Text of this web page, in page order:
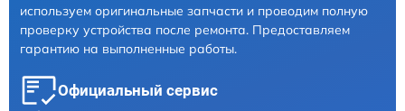
используем оригинальные запчасти и проводим полную
проверку устройства после ремонта. Предоставляем
гарантию на выполненные работы.
Официальный сервис